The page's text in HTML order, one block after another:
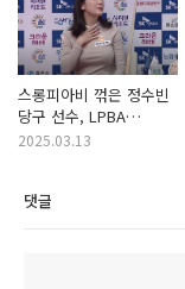
스롱피아비 꺾은 정수빈
당구 선수, LPBA
월드챔피언십에서
2025.03.13
댓글